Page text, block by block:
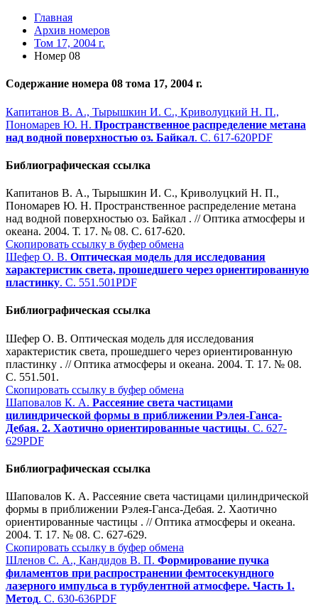
Главная
Архив номеров
Том 17, 2004 г.
Номер 08
Содержание номера 08 тома 17, 2004 г.
Капитанов В. А., Тырышкин И. С., Криволуцкий Н. П.,
Пономарев Ю. Н. Пространственное распределение метана
над водной поверхностью оз. Байкал. С. 617-620PDF
Библиографическая ссылка
Капитанов В. А., Тырышкин И. С., Криволуцкий Н. П.,
Пономарев Ю. Н. Пространственное распределение метана
над водной поверхностью оз. Байкал . // Оптика атмосферы и
океана. 2004. Т. 17. № 08. С. 617-620.
Скопировать ссылку в буфер обмена
Шефер О. В. Оптическая модель для исследования
характеристик света, прошедшего через ориентированную
пластинку. С. 551.501PDF
Библиографическая ссылка
Шефер О. В. Оптическая модель для исследования
характеристик света, прошедшего через ориентированную
пластинку . // Оптика атмосферы и океана. 2004. Т. 17. № 08.
С. 551.501.
Скопировать ссылку в буфер обмена
Шаповалов К. А. Рассеяние света частицами
цилиндрической формы в приближении Рэлея-Ганса-
Дебая. 2. Хаотично ориентированные частицы. С. 627-
629PDF
Библиографическая ссылка
Шаповалов К. А. Рассеяние света частицами цилиндрической
формы в приближении Рэлея-Ганса-Дебая. 2. Хаотично
ориентированные частицы . // Оптика атмосферы и океана.
2004. Т. 17. № 08. С. 627-629.
Скопировать ссылку в буфер обмена
Шленов С. А., Кандидов В. П. Формирование пучка
филаментов при распространении фемтосекундного
лазерного импульса в турбулентной атмосфере. Часть 1.
Метод. С. 630-636PDF